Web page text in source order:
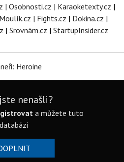
| Osobnosti.cz | Karaoketexty.cz |
Moulík.cz | Fights.cz | Dokina.cz |
| Srovnám.cz | StartupInsider.cz
Heroine
nenašli?
a můžete tuto
databázi